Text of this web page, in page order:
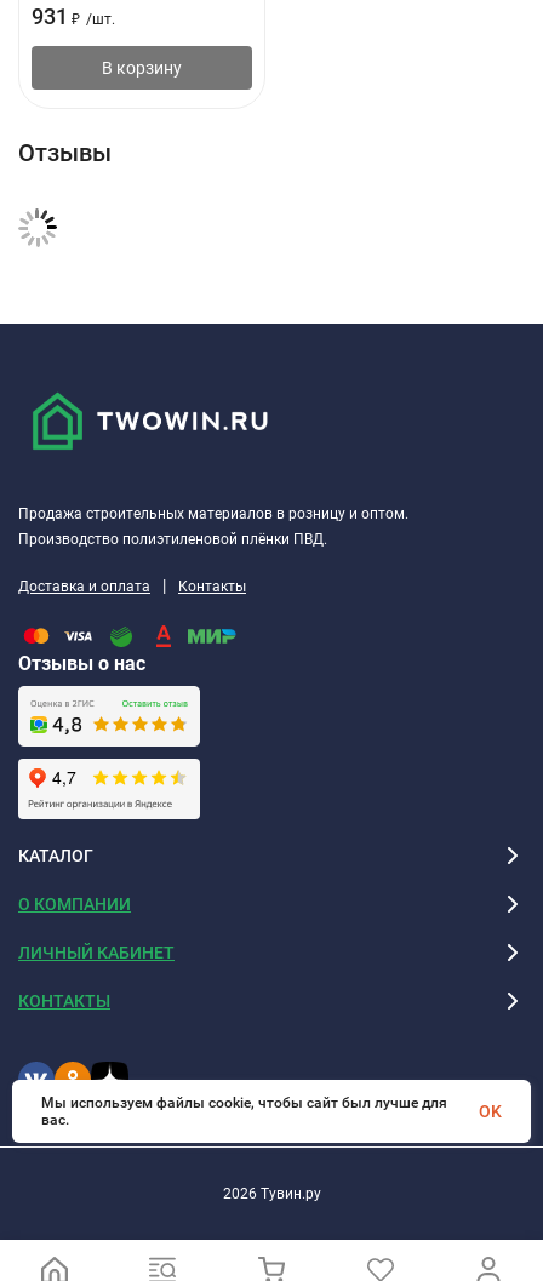
931 ₽ /шт.
В корзину
Отзывы
Продажа строительных материалов в розницу и оптом.
Производство полиэтиленовой плёнки ПВД.
Доставка и оплата | Контакты
Отзывы о нас
КАТАЛОГ
О КОМПАНИИ
ЛИЧНЫЙ КАБИНЕТ
КОНТАКТЫ
2026 Тувин.ру
Мы используем файлы cookie, чтобы сайт был лучше для
вас.
OK